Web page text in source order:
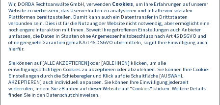
Wir, DORDA Rechtsanwälte GmbH, verwenden Cookies, um Ihre Erfahrungen auf unserer
Website zu verbessern, das Userverhalten zu analysieren und Inhalte von sozialen
Plattformen bereitzustellen. Damit kann auch ein Datentransfer in Drittstaaten
verbunden sein. Dies ist für die Nutzung der Website nicht notwendig, aber ermöglicht eine
noch engere Interaktion mit Ihnen. Soweit Ihre getroffenen Einstellungen auch Anbieter
umfassen, die Daten in Staaten ohne Angemessenheitsbeschluss nach Art 45 DSGVO und
ohne geeignete Garantien gemäß Art 46 DSGVO übermitteln, so gilt Ihre Einwilligung auch
hierfür.
Sie können auf [ALLE AKZEPTIEREN] oder [ABLEHNEN] klicken, um alle
einwilligungspflichtigen Cookies zu akzeptieren oder abzulehnen. Sie können Ihre Cookie-
Einstellungen durch die Schieberegler und Klick auf die Schaltfläche [AUSWAHL
AKZEPTIEREN] auch individuell anpassen. Sie können Ihre Einwilligung jederzeit
widerrufen, indem Sie zB unten auf dieser Website auf "Cookies" klicken. Weitere Details
finden Sie in den Datenschutzhinweisen.